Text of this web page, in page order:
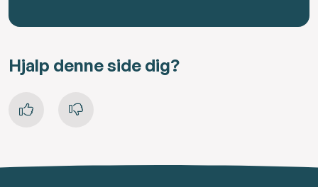
Hjalp denne side dig?